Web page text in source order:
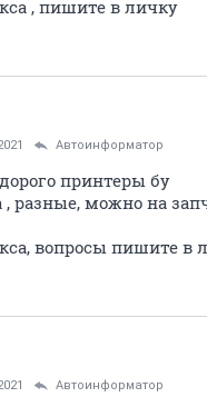
, пишите в личку
Автоинформатор
принтеры бу
разные, можно на
вопросы пишите в
Автоинформатор